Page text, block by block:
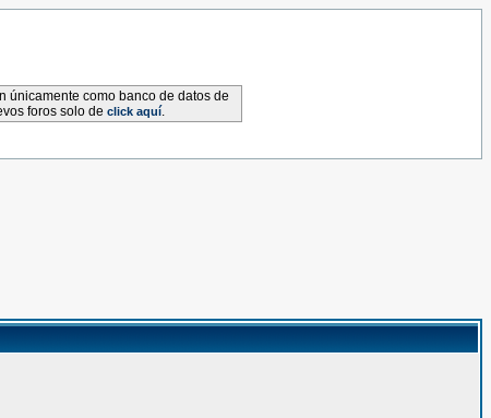
únicamente como banco de datos de
foros solo de click aquí.